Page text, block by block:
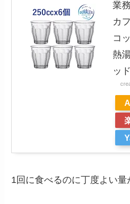
業
カ
コ
熱
ッ
1回に食べるのに丁度よい量